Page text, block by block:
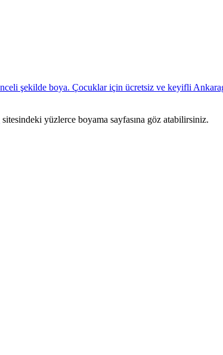
sitesindeki yüzlerce boyama sayfasına göz atabilirsiniz.